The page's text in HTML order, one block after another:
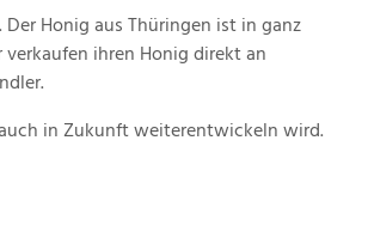
Honig aus Thüringen ist in ganz
ihren Honig direkt an
in Zukunft weiterentwickeln wird.